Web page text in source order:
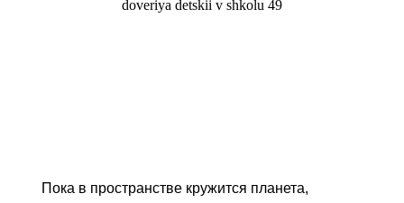
Пока в пространстве кружится планета,